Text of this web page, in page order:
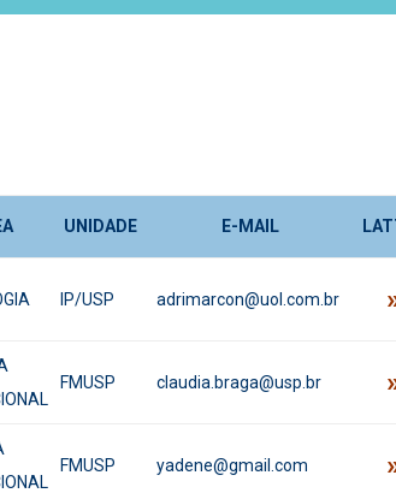
UNIDADE E-MAIL
IP/USP adrimarcon@uol.com.br
FMUSP claudia.braga@usp.br
FMUSP yadene@gmail.com